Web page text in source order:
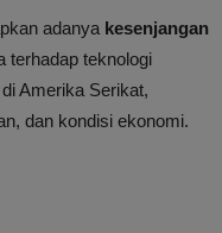
adanya kesenjangan
terhadap teknologi
Amerika Serikat,
dan kondisi ekonomi.